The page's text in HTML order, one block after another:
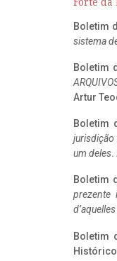
Boletim
sistema
Boletim
Artur
Boletim
jurisdição
um deles.
Boletim
prezente
Boletim